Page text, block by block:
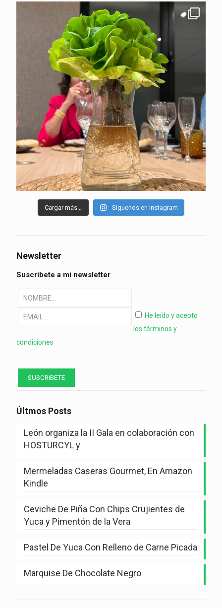
Cargar más… Síguenos en Instagram
Newsletter
Suscribete a mi newsletter
He leído y acepto
los términos y
condiciones
Últmos Posts
León organiza la II Gala en colaboración con
HOSTURCYL y
Mermeladas Caseras Gourmet, En Amazon
Kindle
Ceviche De Piña Con Chips Crujientes de
Yuca y Pimentón de la Vera
Pastel De Yuca Con Relleno de Carne Picada
Marquise De Chocolate Negro